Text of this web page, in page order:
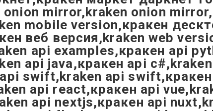
mirror,kraken onion
mobile version,кракен
веб версия,kraken web
api examples,кракен api
api java,кракен api
swift,kraken api
api react,кракен api
api nextjs,кракен api